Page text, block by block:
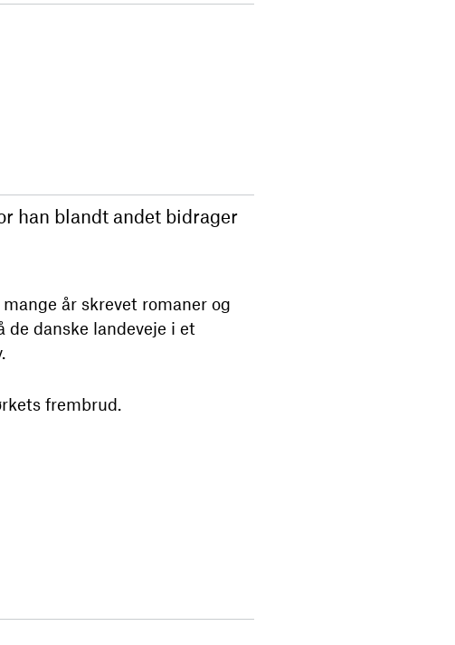
han blandt andet bidrager
år skrevet romaner og
de danske landeveje i et
frembrud.